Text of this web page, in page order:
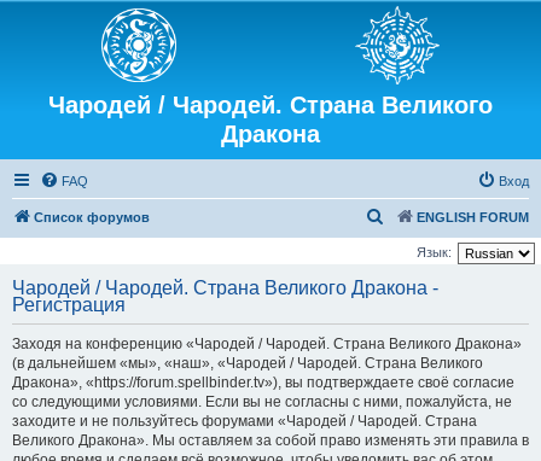
Чародей / Чародей. Страна Великого
Дракона
FAQ Вход
Список форумов ENGLISH FORUM
Язык:
Чародей / Чародей. Страна Великого Дракона -
Регистрация
Заходя на конференцию «Чародей / Чародей. Страна Великого Дракона»
(в дальнейшем «мы», «наш», «Чародей / Чародей. Страна Великого
Дракона», «https://forum.spellbinder.tv»), вы подтверждаете своё согласие
со следующими условиями. Если вы не согласны с ними, пожалуйста, не
заходите и не пользуйтесь форумами «Чародей / Чародей. Страна
Великого Дракона». Мы оставляем за собой право изменять эти правила в